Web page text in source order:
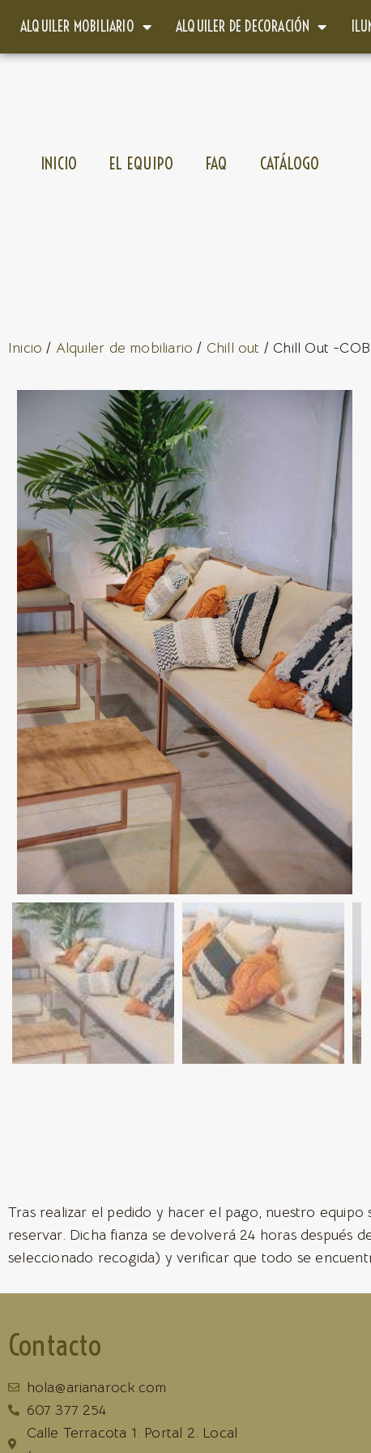
ALQUILER MOBILIARIO ALQUILER DE DECORACIÓN
INICIO EL EQUIPO FAQ CATÁLOGO
Inicio / Alquiler de mobiliario / Chill out / Chill Out -
Tras realizar el pedido y hacer el pago, nuestro
reservar. Dicha fianza se devolverá 24 horas después
seleccionado recogida) y verificar que todo se
Contacto
hola@arianarock.com
607 377 254
Calle Terracota 1. Portal 2. Local